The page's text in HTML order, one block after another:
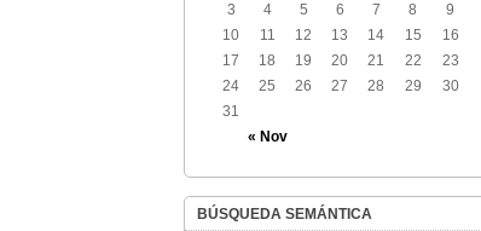
« Nov
3
4 5 6 7 8
9
10
11 12 13 14 15
16
17
18 19 20 21 22
23
24
25 26 27 28 29
30
31
BÚSQUEDA SEMÁNTICA